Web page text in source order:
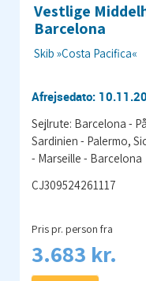
Vestlige
Barcelona
Skib »Costa Pacifica«
Afrejsedato:
Sejlrute: Barcelona -
Sardinien - Palermo,
- Marseille - Barcelona
CJ309524261117
Pris pr. person fra
3.683 kr.